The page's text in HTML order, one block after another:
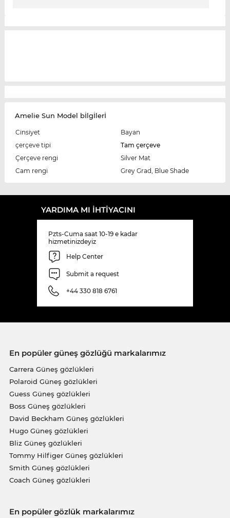
Amelie Sun Model bİlgİlerİ
Cinsiyet
Bayan
çerçeve tipi
Tam çerçeve
Çerçeve rengi
Silver Mat
Cam rengi
Grey Grad, Blue Shade
YARDIMA MI IHTIYACINI
Pzts-Cuma saat 10-19 e kadar
hizmetinizdeyiz
Help Center
Submit a request
+44 330 818 6761
En popüler güneş gözlüğü markalarımız
Carrera Güneş gözlükleri
Polaroid Güneş gözlükleri
Guess Güneş gözlükleri
Boss Güneş gözlükleri
David Beckham Güneş gözlükleri
Hugo Güneş gözlükleri
Bliz Güneş gözlükleri
Tommy Hilfiger Güneş gözlükleri
Smith Güneş gözlükleri
Coach Güneş gözlükleri
En popüler gözlük markalarımız